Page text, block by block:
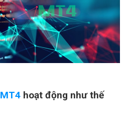
hoạt động như thế